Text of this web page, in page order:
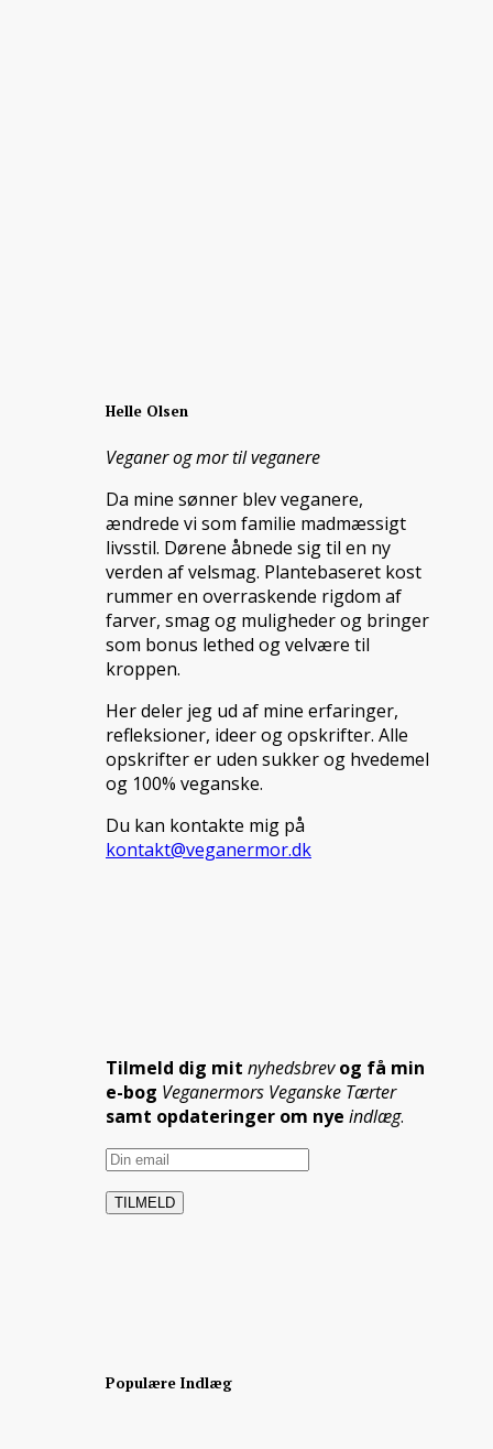
Helle Olsen
Veganer og mor til veganere
Da mine sønner blev veganere,
ændrede vi som familie madmæssigt
livsstil. Dørene åbnede sig til en ny
verden af velsmag. Plantebaseret kost
rummer en overraskende rigdom af
farver, smag og muligheder og bringer
som bonus lethed og velvære til
kroppen.
Her deler jeg ud af mine erfaringer,
refleksioner, ideer og opskrifter. Alle
opskrifter er uden sukker og hvedemel
og 100% veganske.
Du kan kontakte mig på
kontakt@veganermor.dk
Tilmeld dig mit nyhedsbrev og få min
e-bog Veganermors Veganske Tærter
samt opdateringer om nye indlæg.
Populære Indlæg